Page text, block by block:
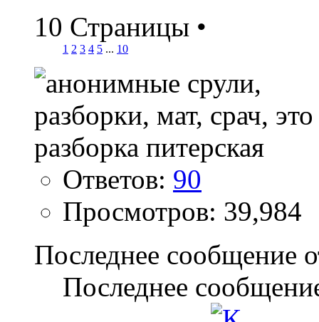
10 Страницы •
1 2 3 4 5 ... 10
Ответов: 90
Просмотров: 39,984
Последнее сообщение
Последнее